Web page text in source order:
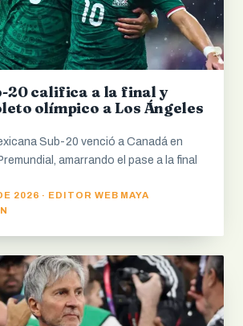
20 califica a la final y
olímpico a Los Ángeles
Sub-20 venció a Canadá en
amarrando el pase a la final
2026 · EDITOR WEB MAYA